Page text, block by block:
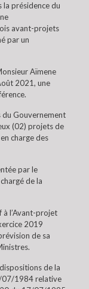
la présidence du
avant-projets
par un
Aïmene
2021, une
du Gouvernement
(02) projets de
charge des
par le
de la
à l’Avant-projet
2019
de sa
de la
07/1984 relative